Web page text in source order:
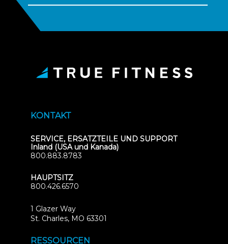
KONTAKT
SERVICE, ERSATZTEILE UND SUPPORT
Inland (USA und Kanada)
800.883.8783
HAUPTSITZ
800.426.6570
1 Glazer Way
St. Charles, MO 63301
RESSOURCEN